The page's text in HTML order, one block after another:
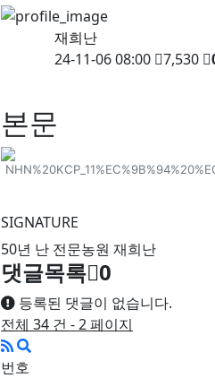
재희난
24-11-06 08:00
7,530
본문
SIGNATURE
50년 난 전문농원 재희난
댓글목록 0
등록된 댓글이 없습니다.
전체 34 건 - 2 페이지
번호